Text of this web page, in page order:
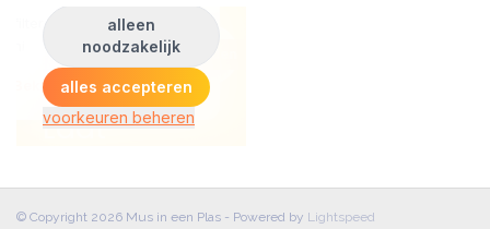
© Copyright 2026 Mus in een Plas - Powered by Lightspeed